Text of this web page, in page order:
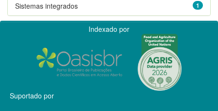
1
Sistemas integrados
Indexado por
Suportado por